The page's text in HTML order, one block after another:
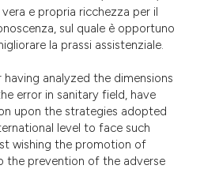
e propria ricchezza per il
sul quale è opportuno
la prassi assistenziale.
analyzed the dimensions
error in sanitary field, have
upon the strategies adopted
level to face such
wishing the promotion of
the prevention of the adverse